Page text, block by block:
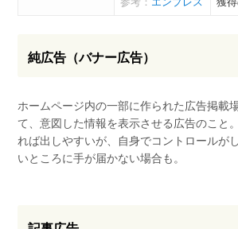
純広告（バナー広告）
ホームページ内の一部に作られた広告掲載
て、意図した情報を表示させる広告のこと
れば出しやすいが、自身でコントロールが
いところに手が届かない場合も。